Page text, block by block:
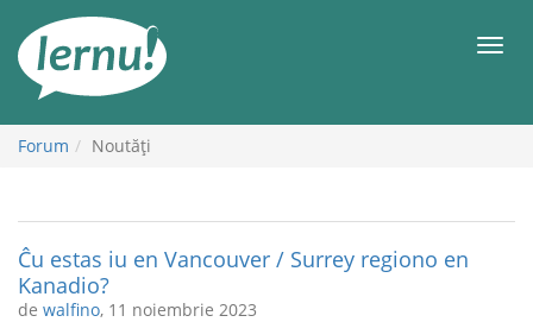
conținut
Forum Noutăţi
Ĉu estas iu en Vancouver / Surrey regiono en
Kanadio?
de walfino, 11 noiembrie 2023